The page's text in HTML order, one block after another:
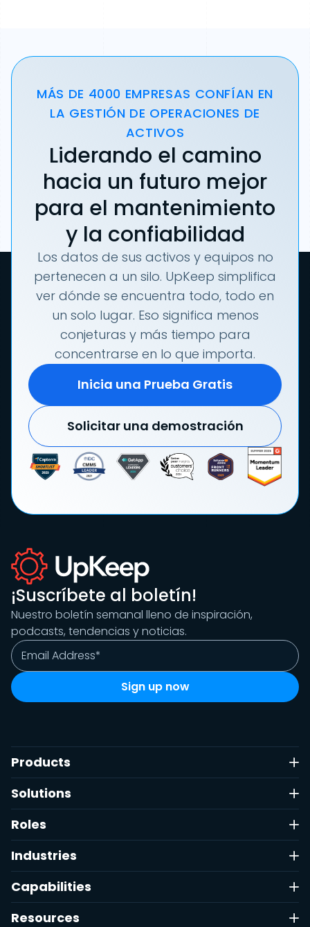
MÁS DE 4000 EMPRESAS CONFÍAN EN
LA GESTIÓN DE OPERACIONES DE
ACTIVOS
Liderando el camino
hacia un futuro mejor
para el mantenimiento
y la confiabilidad
Los datos de sus activos y equipos no
pertenecen a un silo. UpKeep simplifica
ver dónde se encuentra todo, todo en
un solo lugar. Eso significa menos
conjeturas y más tiempo para
concentrarse en lo que importa.
Inicia una Prueba Gratis
Solicitar una demostración
¡Suscríbete al boletín!
Nuestro boletín semanal lleno de inspiración,
podcasts, tendencias y noticias.
Products
Solutions
Roles
Industries
Capabilities
Resources